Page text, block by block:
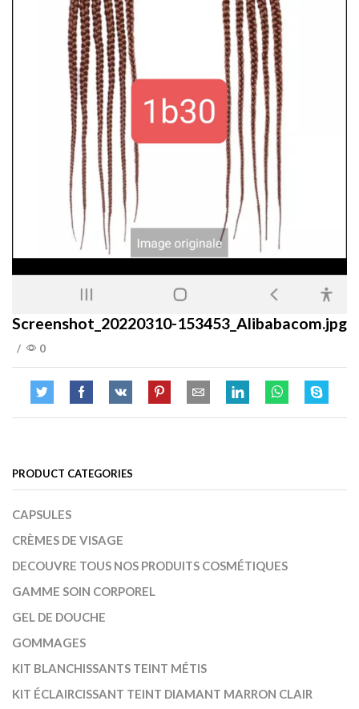
Screenshot_20220310-153453_Alibabacom.jpg
/ 0
PRODUCT CATEGORIES
CAPSULES
CRÈMES DE VISAGE
DECOUVRE TOUS NOS PRODUITS COSMÉTIQUES
GAMME SOIN CORPOREL
GEL DE DOUCHE
GOMMAGES
KIT BLANCHISSANTS TEINT MÉTIS
KIT ÉCLAIRCISSANT TEINT DIAMANT MARRON CLAIR